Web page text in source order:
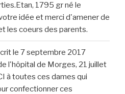
1795 gr né le
idée et merci d'amener de
les coeurs des parents.
le 7 septembre 2017
l'hôpital de Morges, 21 juillet
à toutes ces dames qui
confectionner ces